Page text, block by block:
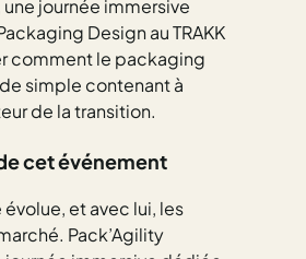
une journée immersive
Design au TRAKK
comment le packaging
simple contenant à
de la transition.
cet événement
évolue, et avec lui, les
Pack’Agility